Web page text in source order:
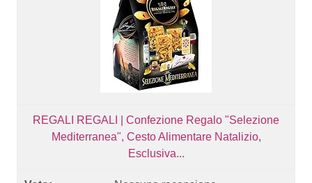
REGALI REGALI | Confezione Regalo "Selezione
Mediterranea", Cesto Alimentare Natalizio,
Esclusiva...